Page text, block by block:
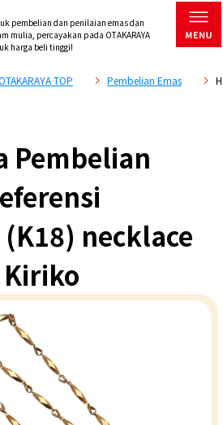
pembelian dan penilaian emas dan
mulia, percayakan pada OTAKARAYA
harga beli tinggi!
TOP Pembelian Emas
Pembelian
necklace
Kiriko